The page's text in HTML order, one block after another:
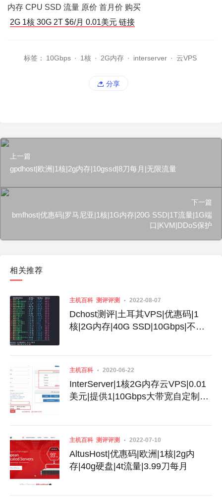
内存 CPU SSD 流量 原价 首月价 购买
2G 1核 30G 2T $6/月 0.01美元 链接
标签： 10Gbps · 1核 · 2G内存 · interserver · 云VPS
分享
上一篇
gpdhost|欧洲|1核|2g内存|10gssd|8刀每月|无限流量
下一篇
bmfhost|优惠码|罗马尼亚|1核|1G内存|20G SSD|1T流量|1G端
口|KVM|DDoS保护
相关推荐
主机百科 测评评测 2022-08-07
Dchost测评|土耳其VPS|优惠码|1
核|2G内存|40G SSD|10Gbps|不限
主机百科 2020-06-22
InterServer|1核2G内存云VPS|0.01
美元|提供1|10Gbps大带宽自定制配
主机百科 测评评测 2022-07-10
AltusHost|优惠码|欧洲|1核|2g内
存|40g硬盘|4t流量|3.99刀每月